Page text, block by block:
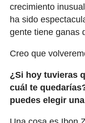
crecimiento
ha sido
gente tiene ganas
Creo que
¿Si hoy tuvieras
cuál te
puedes elegir